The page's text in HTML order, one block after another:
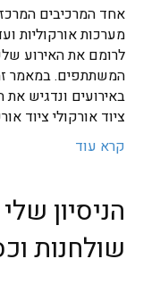
אחד המרכיבים
מערכות אורקוליות
לרומם את האירוע
המשתתפים. במאמר
באירועים ונדגיש
ציוד אורקולי ציוד
קרא עוד
הניסיון
שולחנות